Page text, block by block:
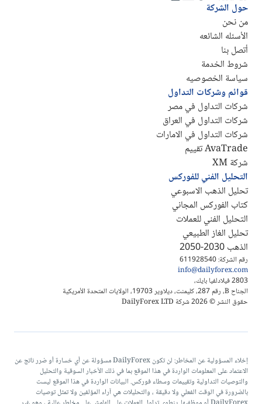
رقم الشركة: 611928540
info@dailyforex.com
2803 فيلادلفيا بايك،
الجناح B، رقم 287، كليمنت، ديلاوير 19703، الولايات المتحدة الأمريكية
حقوق النشر © 2026 شركة DailyForex LTD
حول الشركة
من نحن
الأسئله الشائعه
أتصل بنا
شروط الخدمة
سياسة الخصوصيه
قوائم وشركات التداول
شركات التداول في مصر
شركات التداول في العراق
شركات التداول في الامارات
AvaTrade تقييم
شركة XM
التحليل الفني للفوركس
تحليل الذهب الاسبوعي
كتاب الفوركس المجاني
التحليل الفني للعملات
تحليل الغاز الطبيعي
الذهب 2030-2050
إخلاء المسؤولية عن المخاطر: لن تكون DailyForex مسؤولة عن أي خسارة أو ضرر ناتج عن
الاعتماد على المعلومات الواردة في هذا الموقع بما في ذلك الأخبار السوقية والتحليل
والتوصيات التداولية وتقييمات وسطاء فوركس. البيانات الواردة في هذا الموقع ليست
بالضرورة في الوقت الفعلي ولا دقيقة ، والتحليلات هي آراء المؤلفين ولا تمثل توصيات